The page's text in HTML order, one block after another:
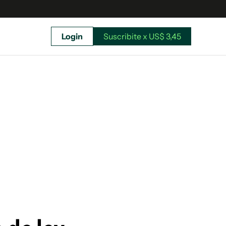
Login Suscribite x US$ 3,45